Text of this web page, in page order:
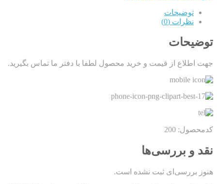
توضیحات
نظرات (0)
توضیحات
جهت اطلاع از قیمت و خرید محصول لطفا با دفتر ما تماس بگیرید.
کدمحصول: 200
نقد و بررسی‌ها
هنوز بررسی‌ای ثبت نشده است.